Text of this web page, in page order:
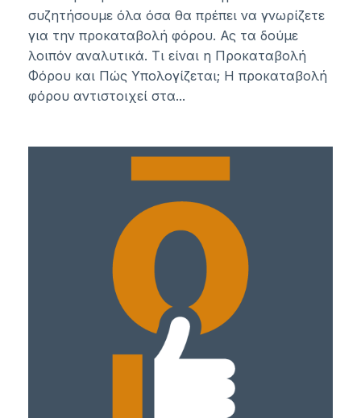
συζητήσουμε όλα όσα θα πρέπει να γνωρίζετε
για την προκαταβολή φόρου. Ας τα δούμε
λοιπόν αναλυτικά. Τι είναι η Προκαταβολή
Φόρου και Πώς Υπολογίζεται; Η προκαταβολή
φόρου αντιστοιχεί στα...